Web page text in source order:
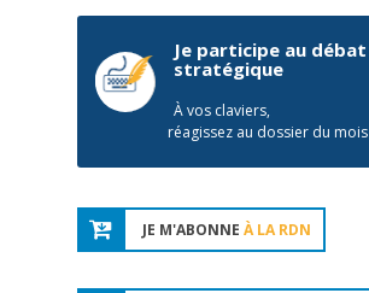
Je participe au débat
stratégique
À vos claviers,
réagissez au dossier du mois
JE M'ABONNE À LA RDN